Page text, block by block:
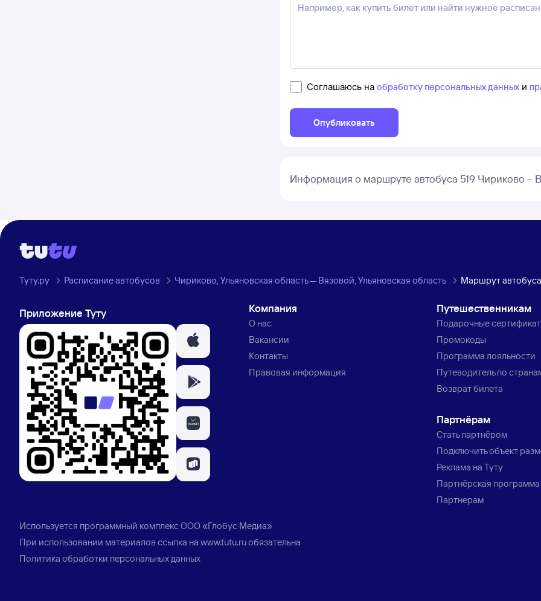
Соглашаюсь на обработку персональных данных и
Опубликовать
Информация о маршруте автобуса 519 Чириково –
Туту.ру Расписание автобусов Чириково, Ульяновская область — Вязовой, Ульяновская область Маршрут
Приложение Туту Компания
О нас
Вакансии
Контакты
Правовая информация
Путешественникам
Подарочные
Промокоды
Программа лояльности
Путеводитель по
Возврат билета
Партнёрам
Стать партнёром
Подключить объект
Реклама на Туту
Партнёрская программа
Партнерам
Используется программный комплексООО «Глобус Медиа»
При использовании материалов ссылка на www.tutu.ruобязательна
Политика обработки персональных данных